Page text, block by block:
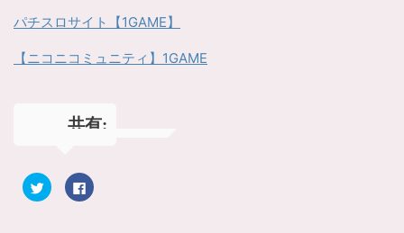
パチスロサイト【1GAME】
【ニコニコミュニティ】1GAME
共有:
ク
リ
F
a